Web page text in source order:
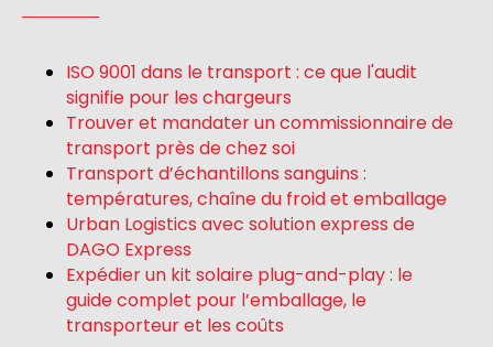
ISO 9001 dans le transport : ce que l'audit
signifie pour les chargeurs
Trouver et mandater un commissionnaire de
transport près de chez soi
Transport d’échantillons sanguins :
températures, chaîne du froid et emballage
Urban Logistics avec solution express de
DAGO Express
Expédier un kit solaire plug-and-play : le
guide complet pour l’emballage, le
transporteur et les coûts